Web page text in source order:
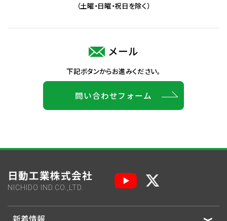
（土曜・日曜・祝日を除く）
メール
下記ボタンからお進みください。
問い合わせフォーム
日動工業株式会社
NICHIDO IND.CO.,LTD.
新着情報